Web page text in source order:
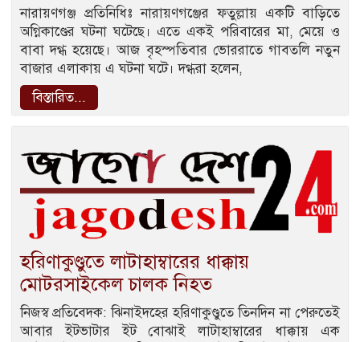
নারায়ণগঞ্জ প্রতিনিধিঃ নারায়ণগঞ্জের ফতুল্লায় একটি বাড়িতে
অগ্নিকাণ্ডের ঘটনা ঘটেছে। এতে একই পরিবারের মা, মেয়ে ও
বাবা দগ্ধ হয়েছে। আজ বৃহস্পতিবার ভোররাতে গাবতলি নতুন
বাজার এলাকায় এ ঘটনা ঘটে। দগ্ধরা হলেন,
বিস্তারিত...
হরিণাকুণ্ডুতে লাটাহাম্বারের ধাক্কায়
মোটরসাইকেল চালক নিহত
নিজস্ব প্রতিবেদক: ঝিনাইদহের হরিণাকুণ্ডুতে তিনদিন না পেরুতেই
আবার ইটভাটার ইট বোঝাই লাটাহাম্বারের ধাক্কায় এক